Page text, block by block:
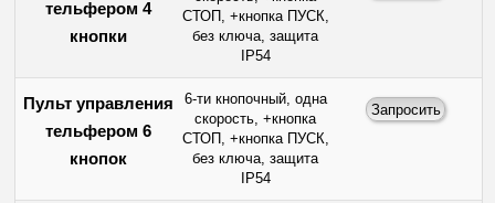
тельфером 4
кнопки
СТОП, +кнопка ПУСК,
без ключа, защита
IP54
Пульт управления
тельфером 6
кнопок
6-ти кнопочный, одна
скорость, +кнопка
СТОП, +кнопка ПУСК,
без ключа, защита
IP54